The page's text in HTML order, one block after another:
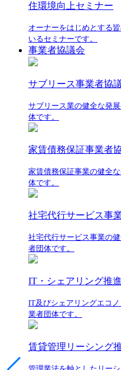
住環境向上セミナー
オーナーをはじめとする
いるセミナーです。
事業者協議会
サブリース事業者協
サブリース業の健全な発
体です。
家賃債務保証事業者
家賃債務保証事業の健全
体です。
社宅代行サービス事
社宅代行サービス事業の
者団体です。
IT・シェアリング推
IT及びシェアリングエコ
業者団体です。
賃貸管理リーシング